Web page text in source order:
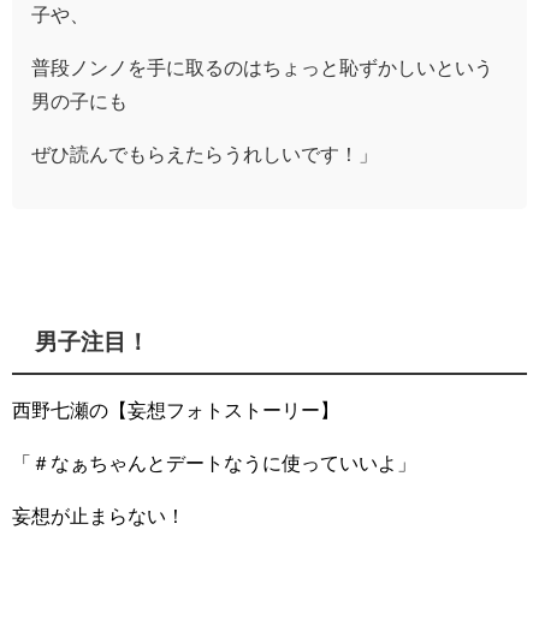
子や、
普段ノンノを手に取るのはちょっと恥ずかしいという
男の子にも
ぜひ読んでもらえたらうれしいです！」
男子注目！
西野七瀬の【妄想フォトストーリー】
「＃なぁちゃんとデートなうに使っていいよ」
妄想が止まらない！